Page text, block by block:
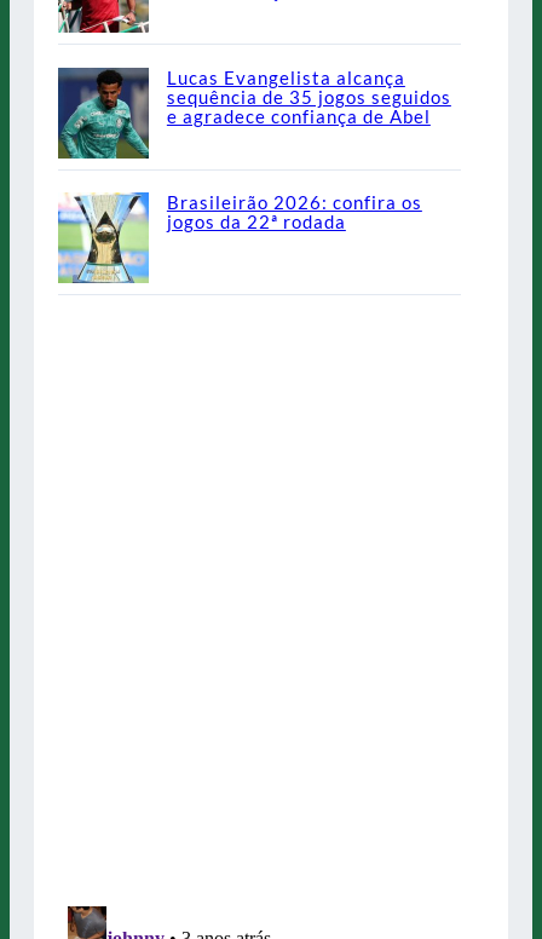
Lucas Evangelista alcança
sequência de 35 jogos seguidos
e agradece confiança de Abel
Brasileirão 2026: confira os
jogos da 22ª rodada